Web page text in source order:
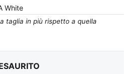
White:
taglia in più rispetto a quella